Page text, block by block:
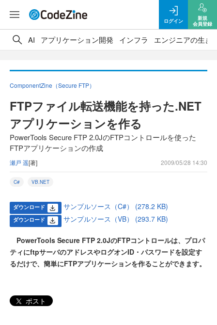
ログイン
新規
会員登録
AI アプリケーション開発 インフラ エンジニアの生き
ComponentZine（Secure FTP）
FTPファイル転送機能を持った.NET
アプリケーションを作る
PowerTools Secure FTP 2.0JのFTPコントロールを使った
FTPアプリケーションの作成
瀬戸 遥[著] 2009/05/28 14:30
C# VB.NET
ダウンロード サンプルソース（C#） (278.2 KB)
ダウンロード サンプルソース（VB） (293.7 KB)
PowerTools Secure FTP 2.0JのFTPコントロールは、プロパ
ティにftpサーバのアドレスやログオンID・パスワードを設定す
るだけで、簡単にFTPアプリケーションを作ることができます。
ポスト